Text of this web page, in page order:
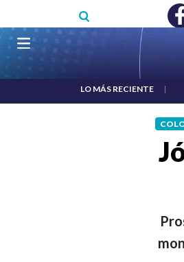
MÍNIMO NO DESTRUYÓ EMPLEO: JP
LO MÁS RECIENTE |